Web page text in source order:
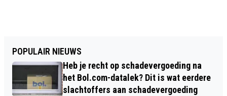
POPULAIR NIEUWS
Heb je recht op schadevergoeding na
het Bol.com-datalek? Dit is wat eerdere
slachtoffers aan schadevergoeding